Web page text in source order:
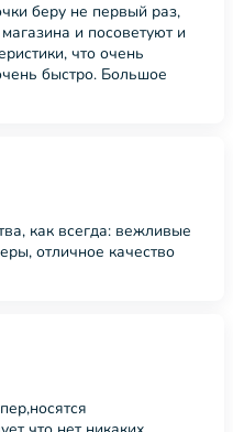
беру не первый раз,
и посоветуют и
что очень
быстро. Большое
как всегда: вежливые
отличное качество